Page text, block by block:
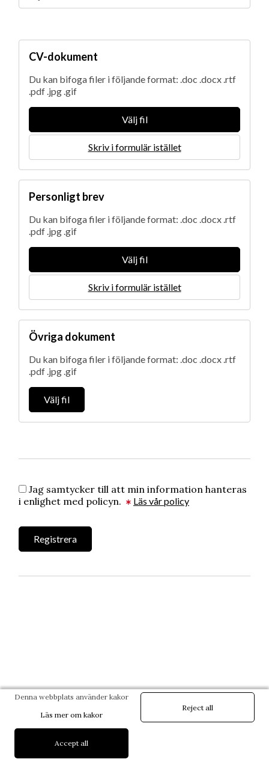
Denna webbplats använder kakor
Läs mer om kakor
Accept all
Reject all